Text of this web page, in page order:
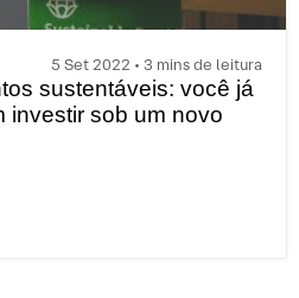
5 Set 2022 • 3 mins de leitura
sustentáveis: você já
investir sob um novo